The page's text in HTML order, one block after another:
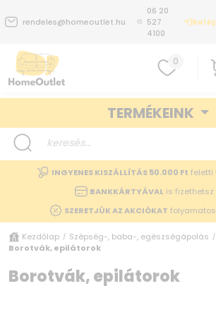
rendeles@homeoutlet.hu
06 20
527
4100
0
TERMÉKEINK
INGYENES KISZÁLLÍTÁS 50.000 Ft feletti
BANKKÁRTYÁVALis fizethetsz
SZERETJÜK AZ AKCIÓKAT
Kezdőlap / Szépség-, baba-, egészségápolás /
Borotvák, epilátorok
Borotvák, epilátorok